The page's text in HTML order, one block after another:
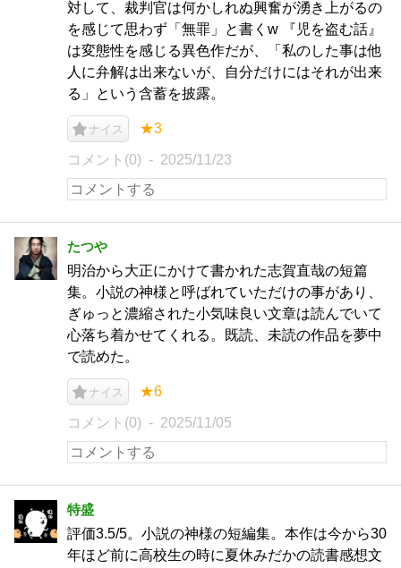
対して、裁判官は何かしれぬ興奮が湧き上がるの
を感じて思わず「無罪」と書くw 『児を盗む話』
は変態性を感じる異色作だが、「私のした事は他
人に弁解は出来ないが、自分だけにはそれが出来
る」という含蓄を披露。
ナイス ★3
コメント(0) 2025/11/23
たつや
明治から大正にかけて書かれた志賀直哉の短篇
集。小説の神様と呼ばれていただけの事があり、
ぎゅっと濃縮された小気味良い文章は読んでいて
心落ち着かせてくれる。既読、未読の作品を夢中
で読めた。
ナイス ★6
コメント(0) 2025/11/05
特盛
評価3.5/5。小説の神様の短編集。本作は今から30
年ほど前に高校生の時に夏休みだかの読書感想文